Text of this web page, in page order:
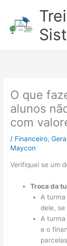
O que
alunos
com
/ Financeiro,
Maycon
Verifiquei se um
Troca da
A
dele,
A
e o